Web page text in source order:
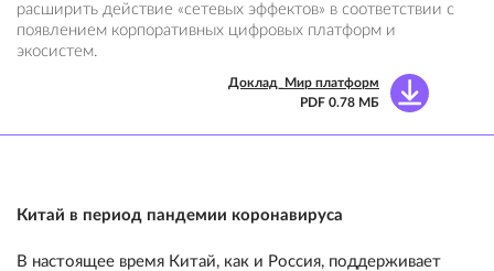
расширить действие «сетевых эффектов» в соответствии с
появлением корпоративных цифровых платформ и
экосистем.
Доклад_Мир платформ
PDF 0.78 МБ
Китай в период пандемии коронавируса
В настоящее время Китай, как и Россия, поддерживает